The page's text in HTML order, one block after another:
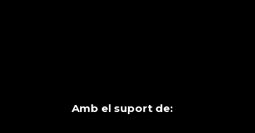
Amb el suport de: